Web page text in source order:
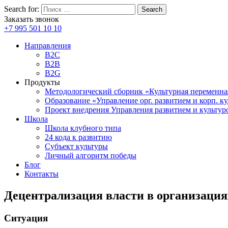
Search for: Search
Заказать звонок
+7 995 501 10 10
Направления
B2C
B2B
B2G
Продукты
Методологический сборник «Культурная
Образование «Управление орг. развитием и корп.
Проект внедрения Управления развитием и
Школа
Школа клубного типа
24 кода к развитию
Субъект культуры
Личный алгоритм победы
Блог
Контакты
Децентрализация власти в
Ситуация